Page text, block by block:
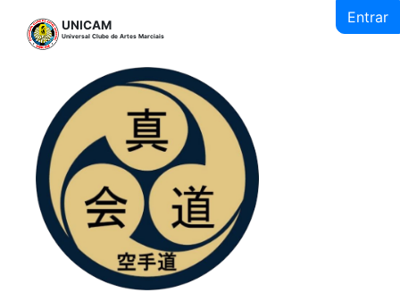
Entrar
UNICAM
Universal Clube de Artes Marciais